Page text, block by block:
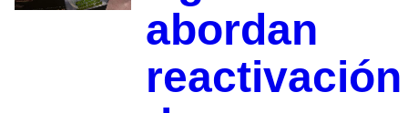
abordan
reactivación